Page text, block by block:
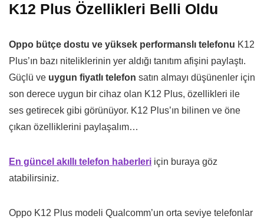
K12 Plus Özellikleri Belli Oldu
Oppo bütçe dostu ve yüksek performanslı telefonu K12
Plus’ın bazı niteliklerinin yer aldığı tanıtım afişini paylaştı.
Güçlü ve uygun fiyatlı telefon satın almayı düşünenler için
son derece uygun bir cihaz olan K12 Plus, özellikleri ile
ses getirecek gibi görünüyor. K12 Plus’ın bilinen ve öne
çıkan özelliklerini paylaşalım…
En güncel akıllı telefon haberleri için buraya göz
atabilirsiniz.
Oppo K12 Plus modeli Qualcomm’un orta seviye telefonlar